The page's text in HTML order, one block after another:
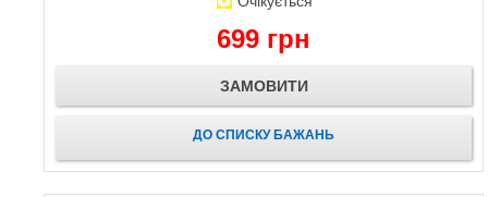
699 грн
ЗАМОВИТИ
ДО СПИСКУ БАЖАНЬ